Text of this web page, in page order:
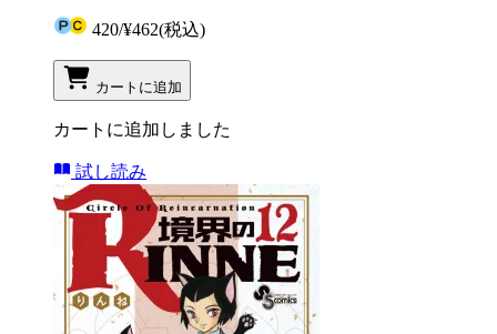
420/¥462(税込)
カートに追加
カートに追加しました
試し読み